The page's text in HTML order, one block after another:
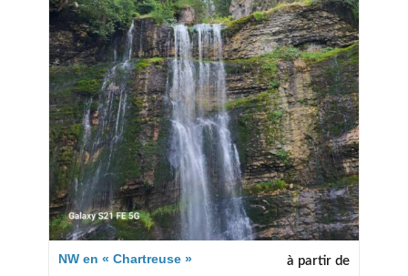
NW en « Chartreuse »
à partir de